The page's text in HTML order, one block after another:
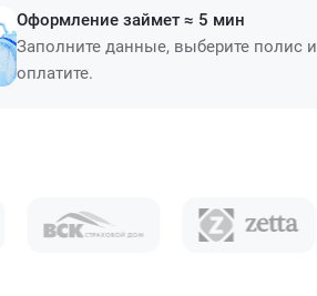
Оформление займет ≈ 5 мин
Заполните данные, выберите полис и
оплатите.